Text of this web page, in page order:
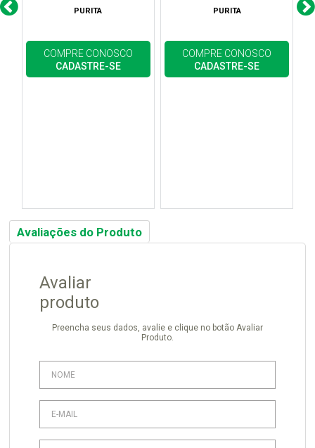
PURITA
COMPRE CONOSCO
CADASTRE-SE
PURITA
COMPRE CONOSCO
CADASTRE-SE
Avaliações do Produto
Avaliar
produto
Preencha seus dados, avalie e clique no botão Avaliar
Produto.